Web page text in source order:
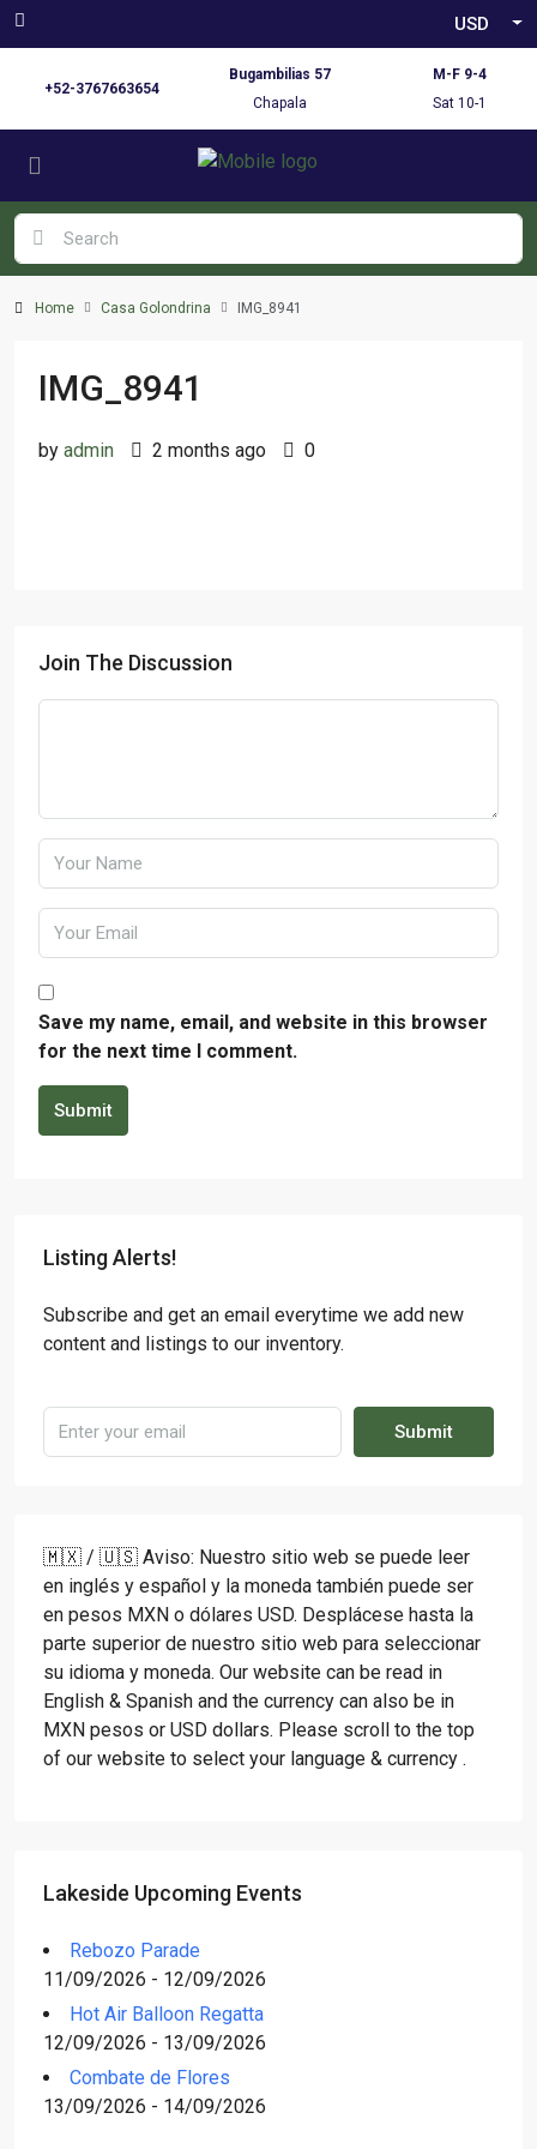
USD
+52-3767663654
Bugambilias 57
Chapala
M-F 9-4
Sat 10-1
Home Casa Golondrina IMG_8941
IMG_8941
by admin 2 months ago 0
Join The Discussion
Save my name, email, and website in this browser
for the next time I comment.
Submit
Listing Alerts!
Subscribe and get an email everytime we add new
content and listings to our inventory.
Submit
🇲🇽 / 🇺🇸 Aviso: Nuestro sitio web se puede leer
en inglés y español y la moneda también puede ser
en pesos MXN o dólares USD. Desplácese hasta la
parte superior de nuestro sitio web para seleccionar
su idioma y moneda. Our website can be read in
English & Spanish and the currency can also be in
MXN pesos or USD dollars. Please scroll to the top
of our website to select your language & currency .
Lakeside Upcoming Events
Rebozo Parade
11/09/2026 - 12/09/2026
Hot Air Balloon Regatta
12/09/2026 - 13/09/2026
Combate de Flores
13/09/2026 - 14/09/2026